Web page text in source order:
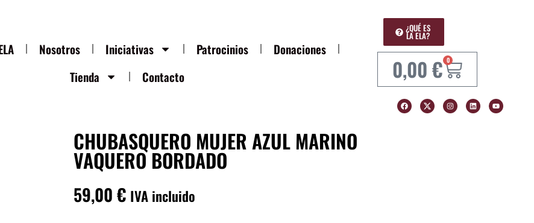
Nosotros Iniciativas Patrocinios
Donaciones
Tienda
Contacto
¿QUÉ ES
LA ELA?
0,00€ 0
CHUBASQUERO MUJER AZUL MARINO
VAQUERO BORDADO
59,00€ IVA incluido